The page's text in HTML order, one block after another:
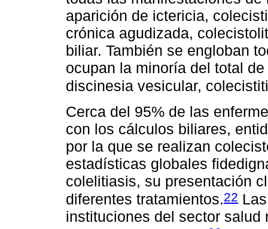
aparición de ictericia,
crónica agudizada,
biliar. También se engloban
ocupan la minoría del total
discinesia vesicular,
Cerca del 95% de las
con los cálculos biliares,
por la que se realizan
estadísticas globales
colelitiasis, su presentación
diferentes tratamientos.22
instituciones del sector